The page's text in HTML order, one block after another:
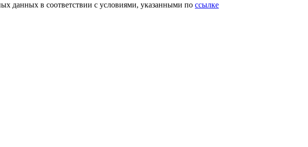
данных в соответствии с условиями, указанными по ссылке